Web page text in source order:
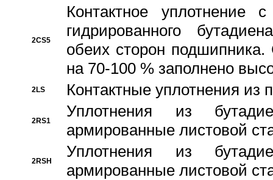
2CS5
Контактное уплотнение
гидрированного
обеих сторон
на 70-100 % заполнено
2LS Контактные уплотнения из
2RS1
Уплотнения из
армированные листовой
2RSH
Уплотнения из
армированные листовой